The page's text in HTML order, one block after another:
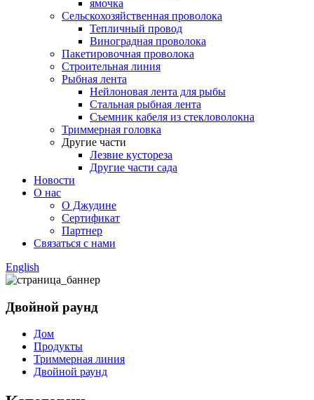
ямочка
Сельскохозяйственная проволока
Тепличный провод
Виноградная проволока
Пакетировочная проволока
Строительная линия
Рыбная лента
Нейлоновая лента для рыбы
Стальная рыбная лента
Съемник кабеля из стекловолокна
Триммерная головка
Другие части
Лезвие кустореза
Другие части сада
Новости
О нас
О Джудине
Сертификат
Партнер
Связаться с нами
English
Двойной раунд
Дом
Продукты
Триммерная линия
Двойной раунд